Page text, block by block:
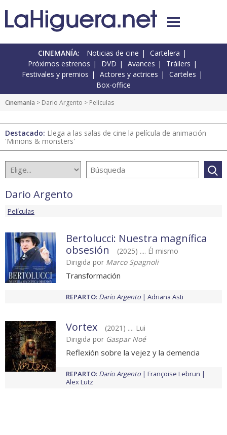
CINEMANÍA: Noticias de cine
Cartelera
Próximos estrenos
DVD Avances
Tráilers
Festivales y premios
Actores y actrices
Carteles
Box-office
Cinemanía > Dario Argento > Películas
Destacado: Llega a las salas de cine la película de animación
'Minions & monsters'
Dario Argento
Películas
Bertolucci: Nuestra magnífica
obsesión
(2025) .... Él mismo
Dirigida por Marco Spagnoli
Transformación
REPARTO: Dario Argento Adriana Asti
Vortex
(2021) .... Lui
Dirigida por Gaspar Noé
Reflexión sobre la vejez y la demencia
REPARTO: Dario Argento
Françoise Lebrun
Alex Lutz